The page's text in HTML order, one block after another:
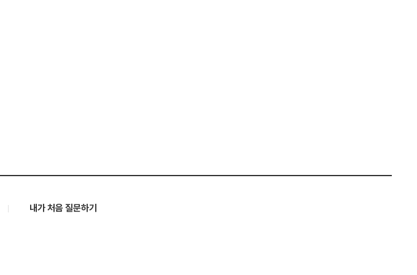
내가 처음 질문하기